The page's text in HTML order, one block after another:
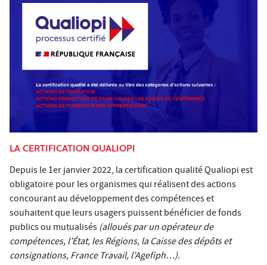
LA CERTIFICATION QUALIOPI
Depuis le 1er janvier 2022, la certification qualité Qualiopi est
obligatoire pour les organismes qui réalisent des actions
concourant au développement des compétences et
souhaitent que leurs usagers puissent bénéficier de fonds
publics ou mutualisés (alloués par un opérateur de
compétences, l’État, les Régions, la Caisse des dépôts et
consignations, France Travail, l’Agefiph…).